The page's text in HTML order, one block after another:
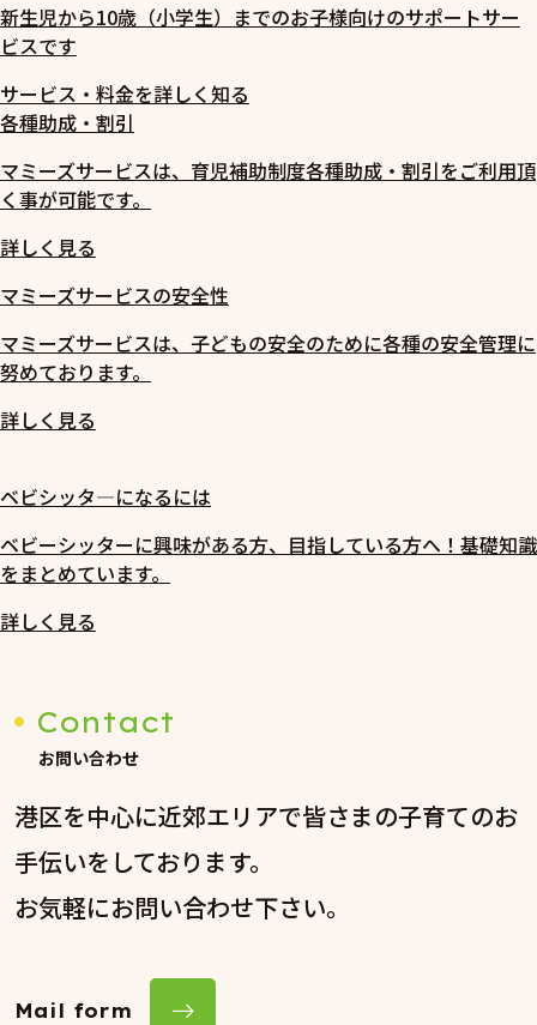
新生児から10歳（小学生）までのお子様向けのサポートサー
ビスです
サービス・料金を詳しく知る
各種助成・割引
マミーズサービスは、育児補助制度各種助成・割引をご利用頂
く事が可能です。
詳しく見る
マミーズサービスの安全性
マミーズサービスは、子どもの安全のために各種の安全管理に
努めております。
詳しく見る
ベビシッタ―になるには
ベビーシッターに興味がある方、目指している方へ！基礎知識
をまとめています。
詳しく見る
Contact
お問い合わせ
港区を中心に近郊エリアで皆さまの子育てのお
手伝いをしております。
お気軽にお問い合わせ下さい。
Mail form